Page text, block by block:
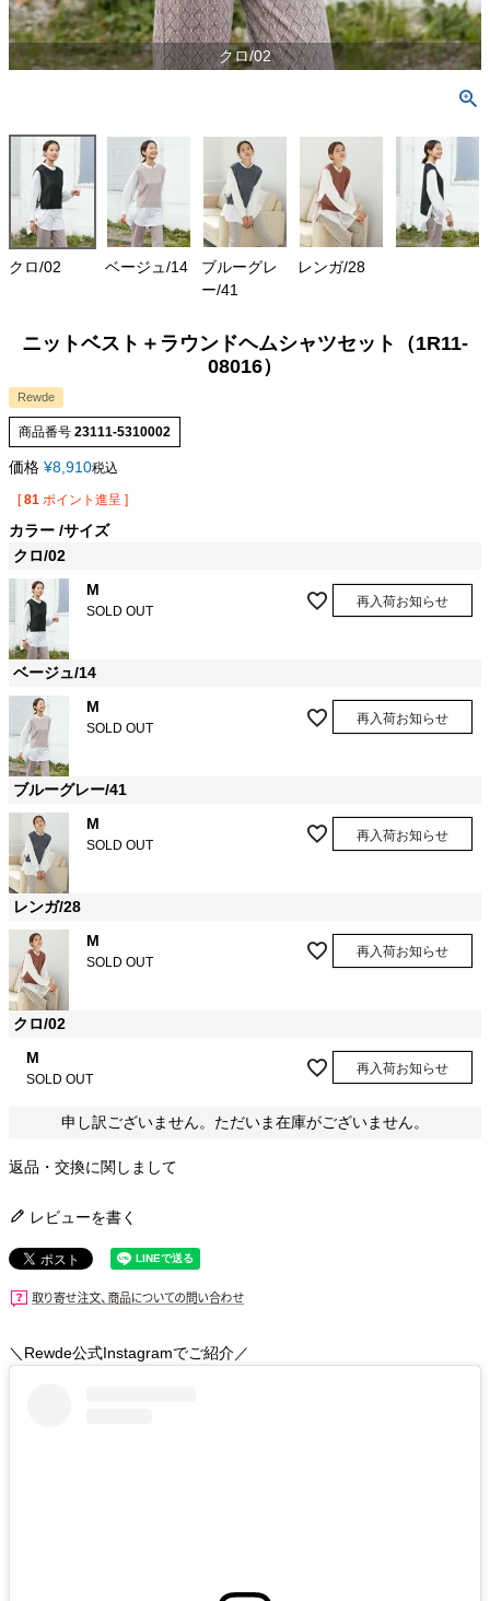
クロ/02
クロ/02 ベージュ/14
ブルーグレ
ー/41
レンガ/28
ニットベスト＋ラウンドヘムシャツセット（1R11-
08016）
Rewde
商品番号 23111-5310002
価格 ¥8,910税込
[ 81 ポイント進呈 ]
カラー サイズ
クロ/02
M
SOLD OUT
再入荷お知らせ
ベージュ/14
M
SOLD OUT
再入荷お知らせ
ブルーグレー/41
M
SOLD OUT
再入荷お知らせ
レンガ/28
M
SOLD OUT
再入荷お知らせ
クロ/02
M
SOLD OUT
再入荷お知らせ
申し訳ございません。ただいま在庫がございません。
返品・交換に関しまして
レビューを書く
＼Rewde公式Instagramでご紹介／